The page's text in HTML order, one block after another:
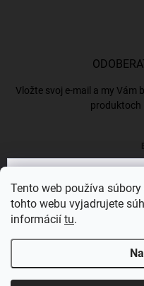
Tento web používa
tohto webu vyjadrujete
informácií tu.
Vložte svoj e-mail a my Vám
produktoch
Vložením e-mailu súhlasíte s